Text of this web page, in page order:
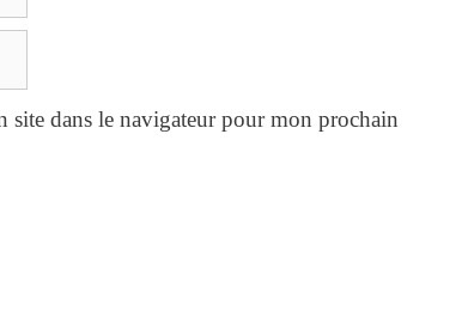
dans le navigateur pour mon prochain